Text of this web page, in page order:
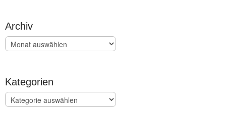
Archiv
Archiv
Kategorien
Kategorien